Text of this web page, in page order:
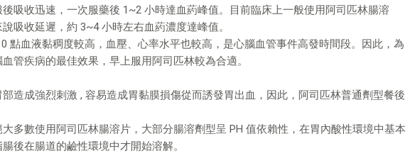
吸收迅速，一次服藥後 1~2 小時達血葯峰值。目前臨床上一般使用阿司匹林腸溶
吸收延遲，約 3~4 小時左右血葯濃度達峰值。
點血液黏稠度較高，血壓、心率水平也較高，是心腦血管事件高發時間段。因此，為
管疾病的最佳效果，早上服用阿司匹林較為合適。
造成強烈刺激 , 容易造成胃黏膜損傷從而誘發胃出血，因此，阿司匹林普通劑型餐後
多數使用阿司匹林腸溶片，大部分腸溶劑型呈 PH 值依賴性，在胃內酸性環境中基本
後在腸道的鹼性環境中才開始溶解。